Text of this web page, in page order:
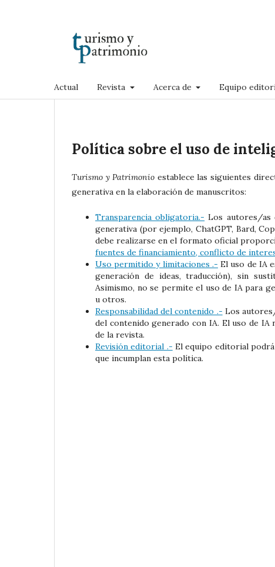
Actual Revista Acerca de Equipo
Política sobre el uso de
Turismo y Patrimonio establece las siguientes
generativa en la elaboración de manuscritos:
Transparencia obligatoria.- Los autores/as
generativa (por ejemplo, ChatGPT, Bard,
debe realizarse en el formato oficial
fuentes de financiamiento, conflicto de
Uso permitido y limitaciones .- El uso de IA
generación de ideas, traducción), sin
Asimismo, no se permite el uso de IA para
u otros.
Responsabilidad del contenido .- Los
del contenido generado con IA. El uso de IA
de la revista.
Revisión editorial .- El equipo editorial
que incumplan esta política.